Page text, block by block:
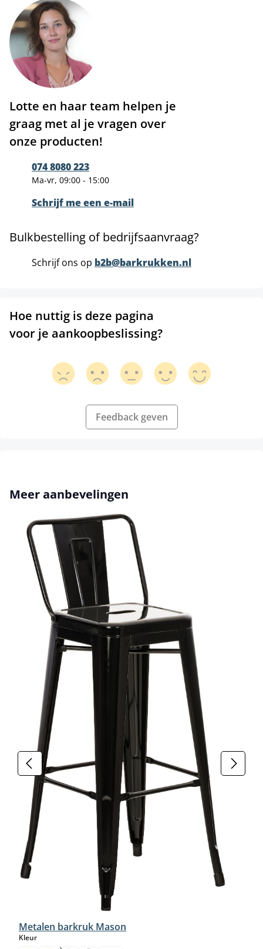
Lotte en haar team helpen je
graag met al je vragen over
onze producten!
074 8080 223
Ma-vr, 09:00 - 15:00
Schrijf me een e-mail
Bulkbestelling of bedrijfsaanvraag?
Schrijf ons op b2b@barkrukken.nl
Hoe nuttig is deze pagina
voor je aankoopbeslissing?
Feedback geven
Productgalerij overslaan
Meer aanbevelingen
Metalen barkruk Mason
Kleurselect